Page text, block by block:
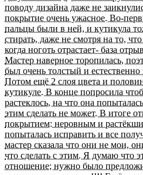
поводу дизайна даже не
покрытие очень ужасное. Во-
пальцы были в ней, и кутикула
стирать, даже не смотря на то,
когда ноготь отрастает- база
Мастер наверное торопилась,
был очень толстый и естественно
Потом ещё 2 слоя цвета и
кутикуле. В конце попросила
растеклось, на что она
этим сделать не может. В итоге
покрытием: неровным и
попыталась исправить и все
мастер сказала что они не мои,
что сделать с этим. Я думаю что
отношение; нужно было